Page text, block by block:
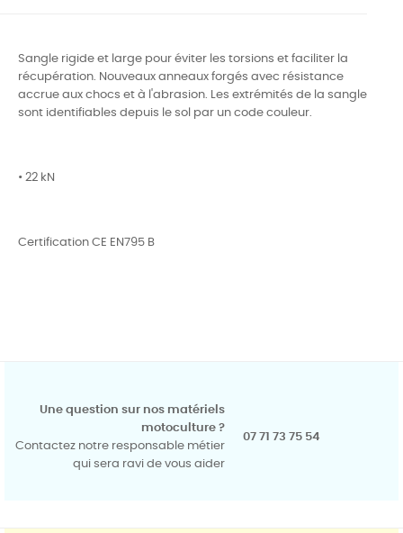
Sangle rigide et large pour éviter les torsions et faciliter la
récupération. Nouveaux anneaux forgés avec résistance
accrue aux chocs et à l'abrasion. Les extrémités de la sangle
sont identifiables depuis le sol par un code couleur.
• 22 kN
Certification CE EN795 B
Une question sur nos matériels
motoculture ?
Contactez notre responsable métier
qui sera ravi de vous aider
07 71 73 75 54